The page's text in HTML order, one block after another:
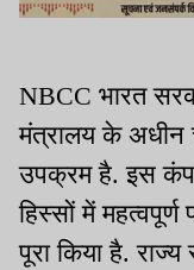
NBCC भारत
मंत्रालय के अधीन
उपक्रम है. इस
हिस्सों में
पूरा किया है.